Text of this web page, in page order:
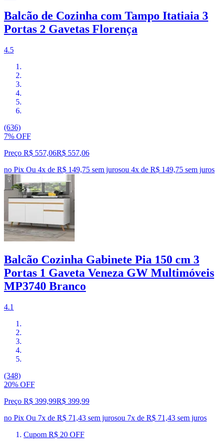
Balcão de Cozinha com Tampo Itatiaia 3
Portas 2 Gavetas Florença
4.5
(636)
7% OFF
Preço R$ 557,06R$ 557,06
no Pix Ou 4x de R$ 149,75 sem jurosou 4x de R$ 149,75 sem juros
Balcão Cozinha Gabinete Pia 150 cm 3
Portas 1 Gaveta Veneza GW Multimóveis
MP3740 Branco
4.1
(348)
20% OFF
Preço R$ 399,99R$ 399,99
no Pix Ou 7x de R$ 71,43 sem jurosou 7x de R$ 71,43 sem juros
Cupom R$ 20 OFF